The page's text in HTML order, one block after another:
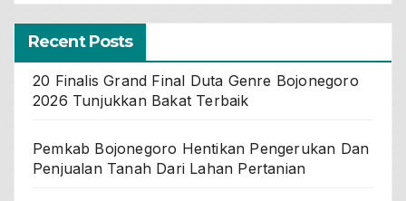
Recent Posts
20 Finalis Grand Final Duta Genre Bojonegoro
2026 Tunjukkan Bakat Terbaik
Pemkab Bojonegoro Hentikan Pengerukan Dan
Penjualan Tanah Dari Lahan Pertanian